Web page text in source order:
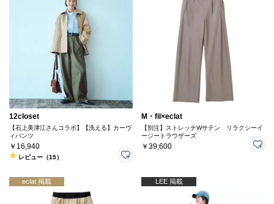
12closet
【石上美津江さんコラボ】【洗える】カーヴ
ィパンツ
￥16,940
レビュー（15）
M・fil×eclat
【別注】ストレッチWサテン リラクシーイ
ージートラウザーズ
￥39,600
eclat 掲載 LEE 掲載